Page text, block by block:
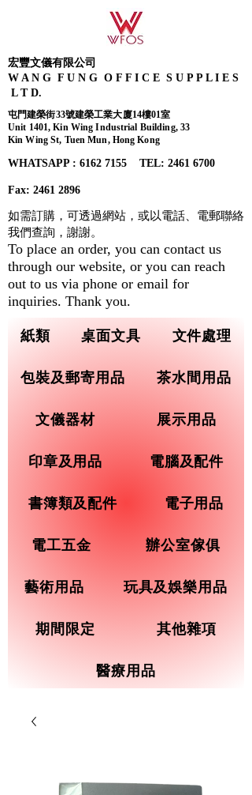
宏豐文儀有限公司
W A N G F U N G O F F I C E S U P P L I E S
L T D.
屯門建榮街33號建榮工業大廈14樓01室
Unit 1401, Kin Wing Industrial Building, 33
Kin Wing St, Tuen Mun, Hong Kong
WHATSAPP : 6162 7155​ TEL: 2461 6700
Fax: 2461 2896
紙類 桌面文具 文件處理
包裝及郵寄用品 茶水間用品
文儀器材 展示用品
印章及用品 電腦及配件
書簿類及配件 電子用品
電工五金 辦公室傢俱
藝術用品 玩具及娛樂用品
期間限定 其他雜項
醫療用品
如需訂購，可透過網站，或以電話、電郵聯絡
我們查詢， 謝謝。
To place an order, you can contact us
through our website, or you can reach
out to us via phone or email for
inquiries. Thank you.